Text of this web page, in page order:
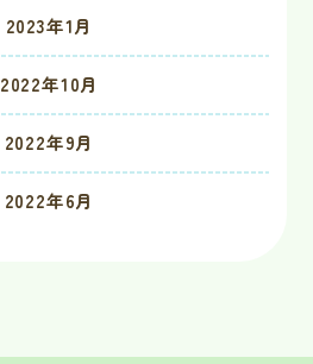
2023年1月
2022年10月
2022年9月
2022年6月